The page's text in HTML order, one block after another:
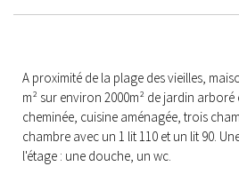
A proximité de la plage des vieilles,
m² sur environ 2000m² de jardin
cheminée, cuisine aménagée, trois
chambre avec un 1 lit 110 et un lit 90.
l'étage : une douche, un wc.